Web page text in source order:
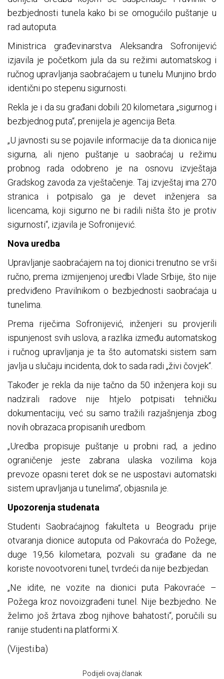
bezbjednosti tunela kako bi se omogućilo puštanje u
rad autoputa.
Ministrica građevinarstva Aleksandra Sofronijević
izjavila je početkom jula da su režimi automatskog i
ručnog upravljanja saobraćajem u tunelu Munjino brdo
identični po stepenu sigurnosti.
Rekla je i da su građani dobili 20 kilometara „sigurnog i
bezbjednog puta“, prenijela je agencija Beta.
„U javnosti su se pojavile informacije da ta dionica nije
sigurna, ali njeno puštanje u saobraćaj u režimu
probnog rada odobreno je na osnovu izvještaja
Gradskog zavoda za vještačenje. Taj izvještaj ima 270
stranica i potpisalo ga je devet inženjera sa
licencama, koji sigurno ne bi radili ništa što je protiv
sigurnosti“, izjavila je Sofronijević.
Nova uredba
Upravljanje saobraćajem na toj dionici trenutno se vrši
ručno, prema izmijenjenoj uredbi Vlade Srbije, što nije
predviđeno Pravilnikom o bezbjednosti saobraćaja u
tunelima.
Prema riječima Sofronijević, inženjeri su provjerili
ispunjenost svih uslova, a razlika između automatskog
i ručnog upravljanja je ta što automatski sistem sam
javlja u slučaju incidenta, dok to sada radi „živi čovjek“.
Također je rekla da nije tačno da 50 inženjera koji su
nadzirali radove nije htjelo potpisati tehničku
dokumentaciju, već su samo tražili razjašnjenja zbog
novih obrazaca propisanih uredbom.
„Uredba propisuje puštanje u probni rad, a jedino
ograničenje jeste zabrana ulaska vozilima koja
prevoze opasni teret dok se ne uspostavi automatski
sistem upravljanja u tunelima“, objasnila je.
Upozorenja studenata
Studenti Saobraćajnog fakulteta u Beogradu prije
otvaranja dionice autoputa od Pakovraća do Požege,
duge 19,56 kilometara, pozvali su građane da ne
koriste novootvoreni tunel, tvrdeći da nije bezbjedan.
„Ne idite, ne vozite na dionici puta Pakovraće –
Požega kroz novoizgrađeni tunel. Nije bezbjedno. Ne
želimo još žrtava zbog njihove bahatosti“, poručili su
ranije studenti na platformi X.
(Vijesti.ba)
Podijeli ovaj članak